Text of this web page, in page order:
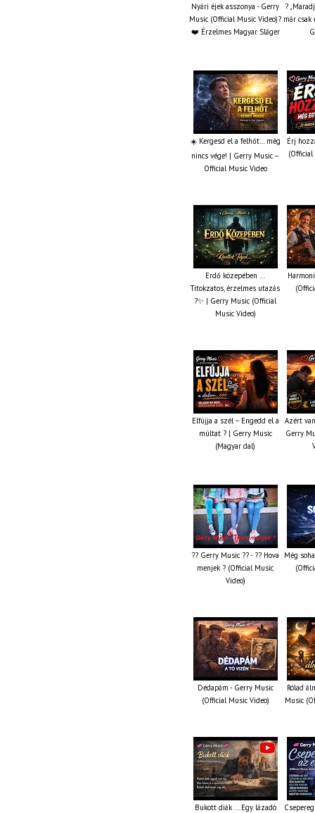
Nyári éjek asszonya - Gerry
Music (Official Music Video)?
❤️ Érzelmes Magyar Sláger
?
már
☀️ Kergesd el a felhőt… még
nincs vége! | Gerry Music –
Official Music Video
Érj
Erdő közepében ...
Titokzatos, érzelmes utazás
?✨ | Gerry Music (Official
Music Video)
Elfújja a szél – Engedd el a
múltat ? | Gerry Music
(Magyar dal)
Azért
Gerry
?? Gerry Music ?? - ?? Hova
menjek ? (Official Music
Video)
Még
Dédapám - Gerry Music
(Official Music Video)
Rólad
Music
Bukott diák ... Egy lázadó